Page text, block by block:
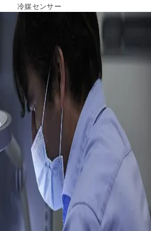
冷媒センサー